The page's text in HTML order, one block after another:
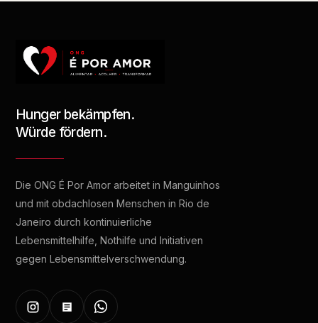
Hunger bekämpfen.
Würde fördern.
Die ONG É Por Amor arbeitet in Manguinhos
und mit obdachlosen Menschen in Rio de
Janeiro durch kontinuierliche
Lebensmittelhilfe, Nothilfe und Initiativen
gegen Lebensmittelverschwendung.